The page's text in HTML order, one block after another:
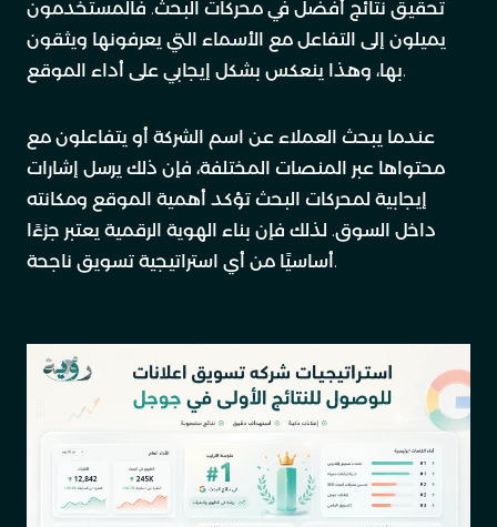
تحقيق نتائج أفضل في محركات البحث. فالمستخدمون
يميلون إلى التفاعل مع الأسماء التي يعرفونها ويثقون
بها، وهذا ينعكس بشكل إيجابي على أداء الموقع.
عندما يبحث العملاء عن اسم الشركة أو يتفاعلون مع
محتواها عبر المنصات المختلفة، فإن ذلك يرسل إشارات
إيجابية لمحركات البحث تؤكد أهمية الموقع ومكانته
داخل السوق. لذلك فإن بناء الهوية الرقمية يعتبر جزءًا
أساسيًا من أي استراتيجية تسويق ناجحة.